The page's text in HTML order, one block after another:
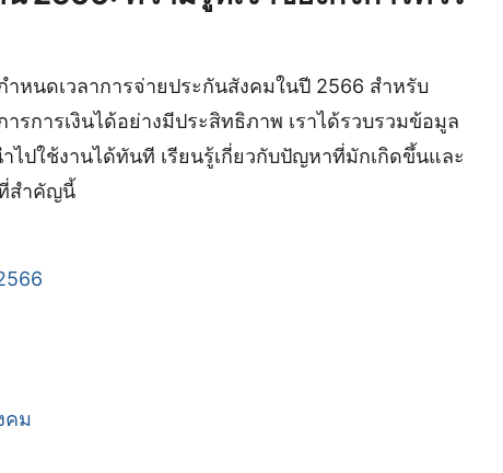
หนดเวลาการจ่ายประกันสังคมในปี 2566 สำหรับ
รการเงินได้อย่างมีประสิทธิภาพ เราได้รวบรวมข้อมูล
ปใช้งานได้ทันที เรียนรู้เกี่ยวกับปัญหาที่มักเกิดขึ้นและ
สำคัญนี้
คม